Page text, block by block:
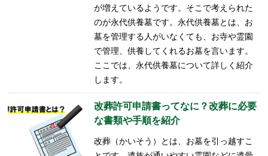
が増えているようです。そこで考えられた
のが永代供養墓です。永代供養墓とは、お
墓を管理する人がいなくても、お寺や霊園
で管理、供養してくれるお墓を言います。
ここでは、永代供養墓について詳しく紹介
します。
改葬許可申請書ってなに？改葬に必要
な書類や手順を紹介
改葬（かいそう）とは、お墓を引っ越すこ